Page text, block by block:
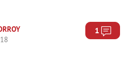
1